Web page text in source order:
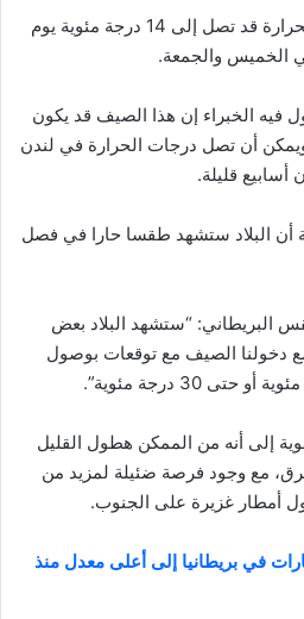
وعلى الرغم من أن درجات الحرارة قد تصل إلى 14 درجة مئوية يوم
الخميس والجمعة.
فيه الخبراء إن هذا الصيف قد يكون
ويمكن أن تصل درجات الحرارة في لندن
أن البلاد ستشهد طقسا حارا في فصل
البريطاني: “ستشهد البلاد بعض
دخولنا الصيف مع توقعات بوصول
إلى أنه من الممكن هطول القليل
مع وجود فرصة ضئيلة لمزيد من
أمطار غزيرة على الجنوب.
في بريطانيا إلى أعلى معدل منذ